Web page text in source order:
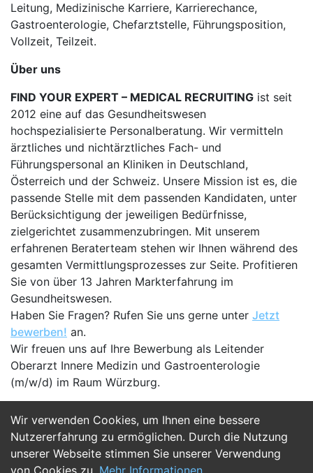
Wir verwenden Cookies, um Ihnen eine bessere
Nutzererfahrung zu ermöglichen. Durch die Nutzung
unserer Webseite stimmen Sie unserer Verwendung
von Cookies zu. Mehr Informationen
Leitung, Medizinische Karriere, Karrierechance,
Gastroenterologie, Chefarztstelle, Führungsposition,
Vollzeit, Teilzeit.
Über uns
FIND YOUR EXPERT – MEDICAL RECRUITING ist seit
2012 eine auf das Gesundheitswesen
hochspezialisierte Personalberatung. Wir vermitteln
ärztliches und nichtärztliches Fach- und
Führungspersonal an Kliniken in Deutschland,
Österreich und der Schweiz. Unsere Mission ist es, die
passende Stelle mit dem passenden Kandidaten, unter
Berücksichtigung der jeweiligen Bedürfnisse,
zielgerichtet zusammenzubringen. Mit unserem
erfahrenen Beraterteam stehen wir Ihnen während des
gesamten Vermittlungsprozesses zur Seite. Profitieren
Sie von über 13 Jahren Markterfahrung im
Gesundheitswesen.
Haben Sie Fragen? Rufen Sie uns gerne unter Jetzt
bewerben! an.
Wir freuen uns auf Ihre Bewerbung als Leitender
Oberarzt Innere Medizin und Gastroenterologie
(m/w/d) im Raum Würzburg.
Jetzt Bewerben